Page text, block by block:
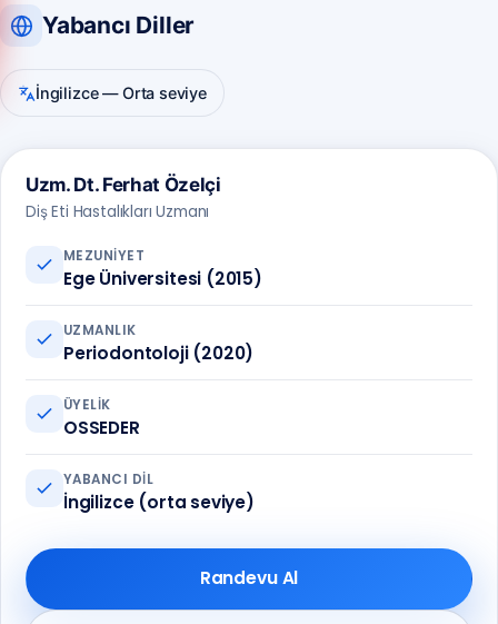
Yabancı Diller
İngilizce — Orta seviye
Uzm. Dt. Ferhat Özelçi
Diş Eti Hastalıkları Uzmanı
MEZUNIYET
Ege Üniversitesi (2015)
UZMANLIK
Periodontoloji (2020)
ÜYELIK
OSSEDER
YABANCI DIL
İngilizce (orta seviye)
Randevu Al
(0216) 648 22 80
Avrupa Yakası
(0212) 909 88 80